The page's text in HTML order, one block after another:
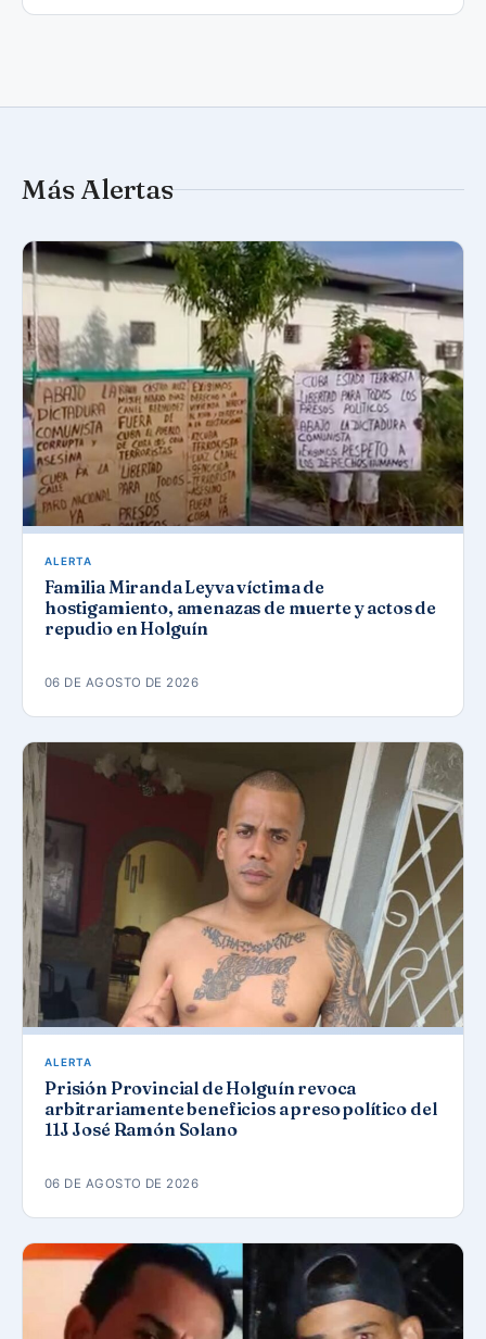
Más Alertas
ALERTA
Familia Miranda Leyva víctima de
hostigamiento, amenazas de muerte y actos de
repudio en Holguín
06 DE AGOSTO DE 2026
ALERTA
Prisión Provincial de Holguín revoca
arbitrariamente beneficios a preso político del
11J José Ramón Solano
06 DE AGOSTO DE 2026